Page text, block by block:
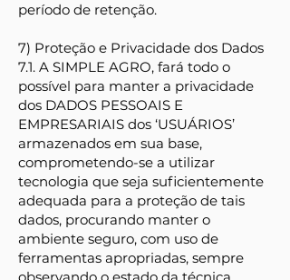
período de retenção.
7) Proteção e Privacidade dos Dados
7.1. A SIMPLE AGRO, fará todo o
possível para manter a privacidade
dos DADOS PESSOAIS E
EMPRESARIAIS dos ‘USUÁRIOS’
armazenados em sua base,
comprometendo-se a utilizar
tecnologia que seja suficientemente
adequada para a proteção de tais
dados, procurando manter o
ambiente seguro, com uso de
ferramentas apropriadas, sempre